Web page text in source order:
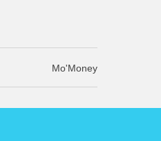
Mo'Money